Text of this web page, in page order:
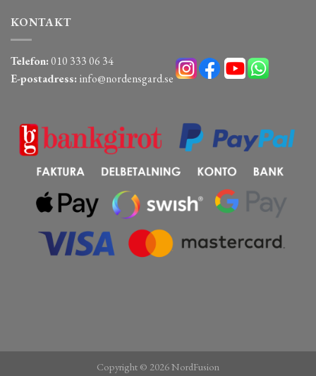
KONTAKT
Telefon:010 333 06 34
E-postadress: info@nordensgard.se
Copyright © 2026 NordFusion